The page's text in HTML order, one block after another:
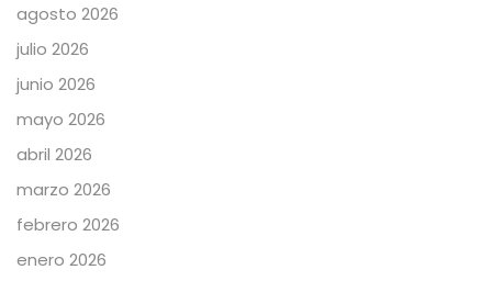
agosto 2026
julio 2026
junio 2026
mayo 2026
abril 2026
marzo 2026
febrero 2026
enero 2026